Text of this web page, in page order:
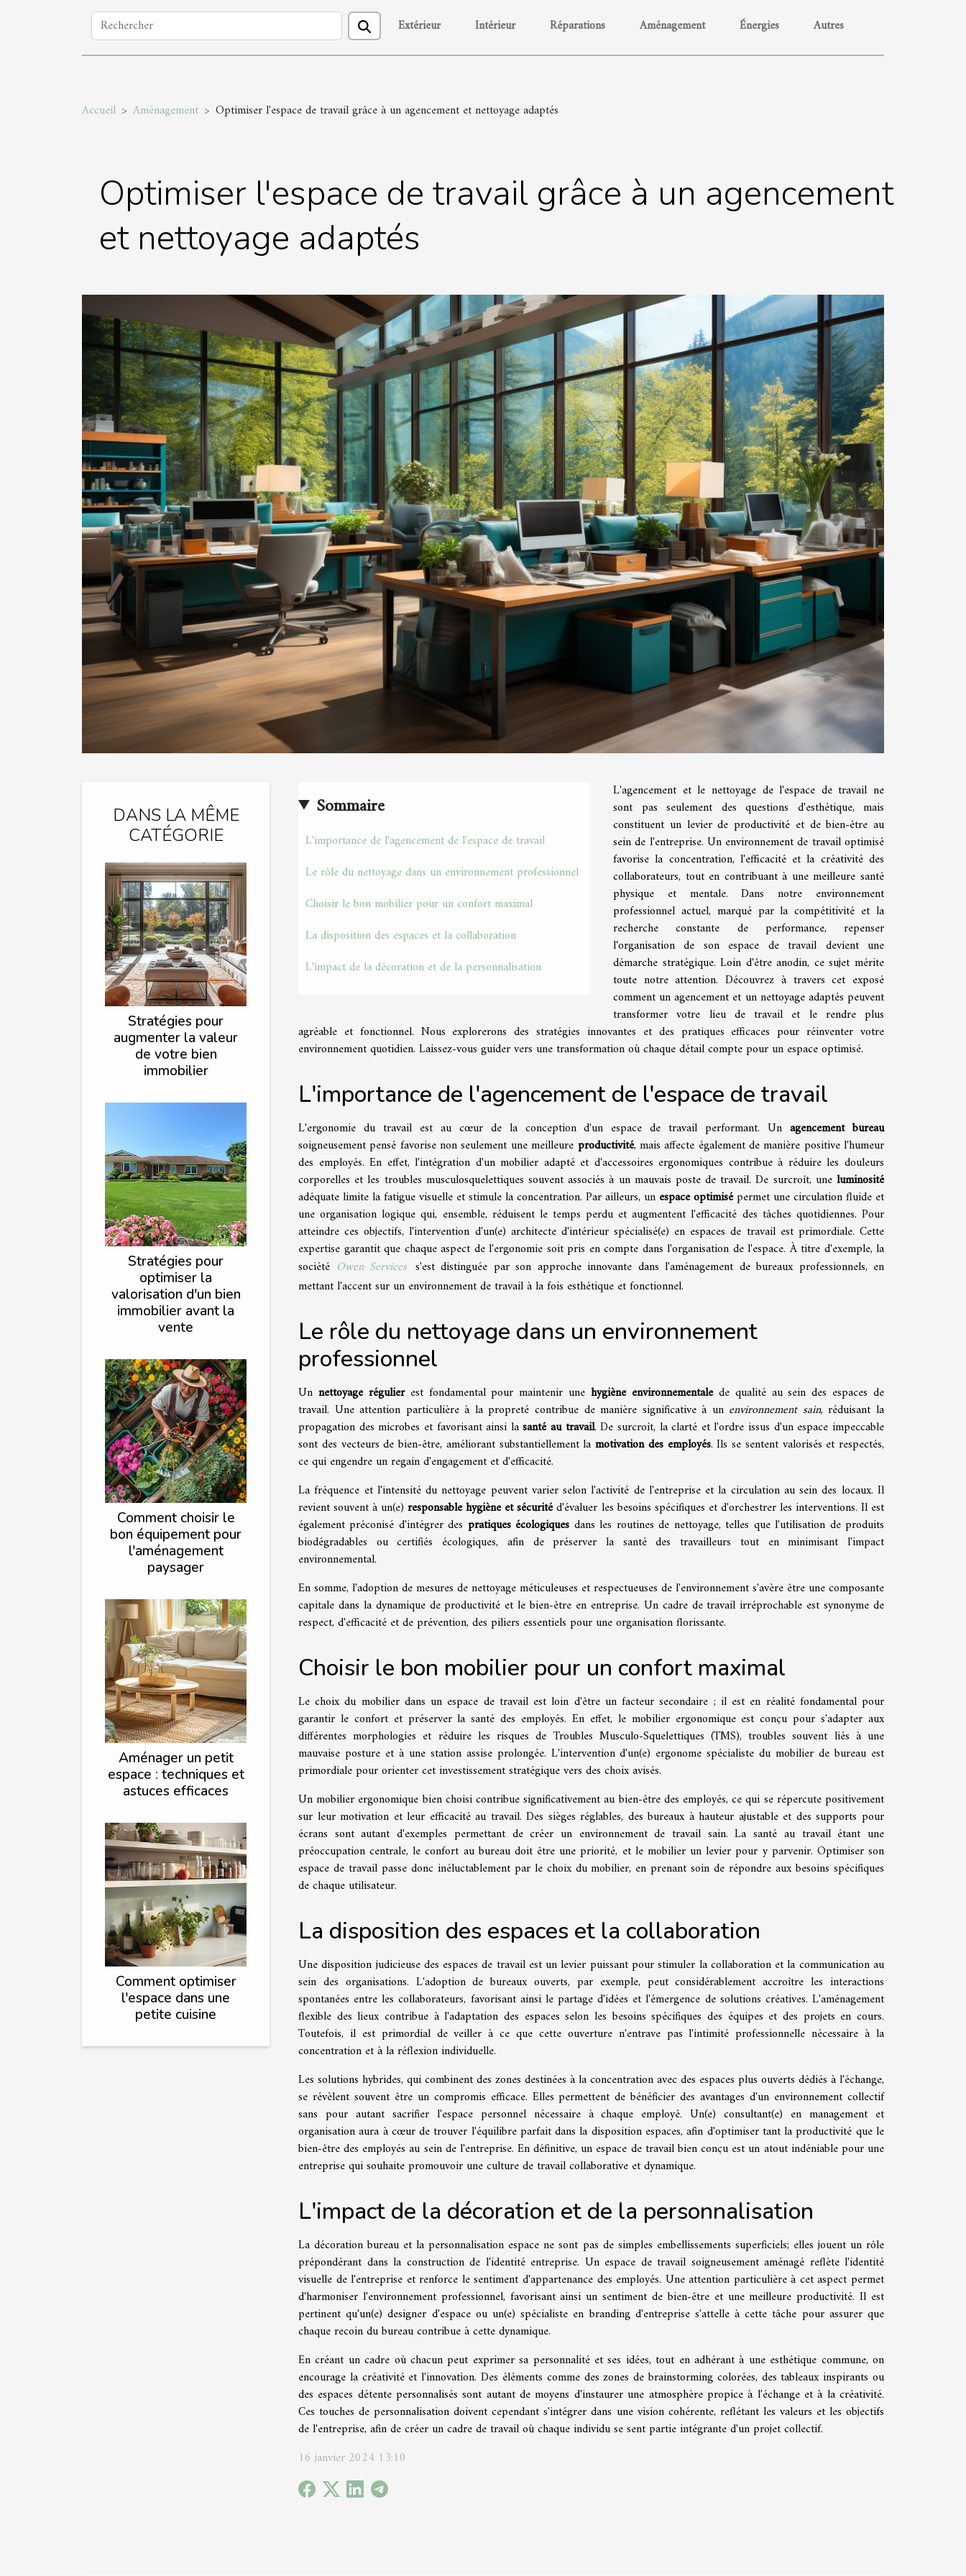
Extérieur Intérieur Réparations Aménagement Énergies Autres
Accueil Aménagement Optimiser l'espace de travail grâce à un agencement et nettoyage adaptés
Optimiser l'espace de travail grâce à un agencement
et nettoyage adaptés
DANS LA MÊME
CATÉGORIE
Stratégies pour
augmenter la valeur
de votre bien
immobilier
Stratégies pour
optimiser la
valorisation d'un bien
immobilier avant la
vente
Comment choisir le
bon équipement pour
l'aménagement
paysager
Aménager un petit
espace : techniques et
astuces efficaces
Comment optimiser
l'espace dans une
petite cuisine
Sommaire
L'importance de l'agencement de l'espace de travail
Le rôle du nettoyage dans un environnement professionnel
Choisir le bon mobilier pour un confort maximal
La disposition des espaces et la collaboration
L'impact de la décoration et de la personnalisation
L'agencement et le nettoyage de l'espace de travail ne
sont pas seulement des questions d'esthétique, mais
constituent un levier de productivité et de bien-être au
sein de l'entreprise. Un environnement de travail optimisé
favorise la concentration, l'efficacité et la créativité des
collaborateurs, tout en contribuant à une meilleure santé
physique et mentale. Dans notre environnement
professionnel actuel, marqué par la compétitivité et la
recherche constante de performance, repenser
l'organisation de son espace de travail devient une
démarche stratégique. Loin d'être anodin, ce sujet mérite
toute notre attention. Découvrez à travers cet exposé
comment un agencement et un nettoyage adaptés peuvent
transformer votre lieu de travail et le rendre plus
agréable et fonctionnel. Nous explorerons des stratégies innovantes et des pratiques efficaces pour réinventer votre
environnement quotidien. Laissez-vous guider vers une transformation où chaque détail compte pour un espace optimisé.
L'importance de l'agencement de l'espace de travail
L'ergonomie du travail est au cœur de la conception d'un espace de travail performant. Unagencement bureau
soigneusement pensé favorise non seulement une meilleure productivité, mais affecte également de manière positive l'humeur
des employés. En effet, l'intégration d'un mobilier adapté et d'accessoires ergonomiques contribue à réduire les douleurs
corporelles et les troubles musculosquelettiques souvent associés à un mauvais poste de travail. De surcroît, une luminosité
adéquate limite la fatigue visuelle et stimule la concentration. Par ailleurs, un espace optimisépermet une circulation fluide et
une organisation logique qui, ensemble, réduisent le temps perdu et augmentent l'efficacité des tâches quotidiennes. Pour
atteindre ces objectifs, l'intervention d'un(e) architecte d'intérieur spécialisé(e) en espaces de travail est primordiale. Cette
expertise garantit que chaque aspect de l'ergonomie soit pris en compte dans l'organisation de l'espace. À titre d'exemple, la
société Owen Services s'est distinguée par son approche innovante dans l'aménagement de bureaux professionnels, en
mettant l'accent sur un environnement de travail à la fois esthétique et fonctionnel.
Le rôle du nettoyage dans un environnement
professionnel
Un nettoyage régulierest fondamental pour maintenir une hygiène environnementalede qualité au sein des espaces de
travail. Une attention particulière à la propreté contribue de manière significative à un environnement sain, réduisant la
propagation des microbes et favorisant ainsi lasanté au travail. De surcroît, la clarté et l'ordre issus d'un espace impeccable
sont des vecteurs de bien-être, améliorant substantiellement la motivation des employés. Ils se sentent valorisés et respectés,
ce qui engendre un regain d'engagement et d'efficacité.
La fréquence et l'intensité du nettoyage peuvent varier selon l'activité de l'entreprise et la circulation au sein des locaux. Il
revient souvent à un(e)responsable hygiène et sécuritéd'évaluer les besoins spécifiques et d'orchestrer les interventions. Il est
également préconisé d'intégrer des pratiques écologiques dans les routines de nettoyage, telles que l'utilisation de produits
biodégradables ou certifiés écologiques, afin de préserver la santé des travailleurs tout en minimisant l'impact
environnemental.
En somme, l'adoption de mesures de nettoyage méticuleuses et respectueuses de l'environnement s'avère être une composante
capitale dans la dynamique de productivité et le bien-être en entreprise. Un cadre de travail irréprochable est synonyme de
respect, d'efficacité et de prévention, des piliers essentiels pour une organisation florissante.
Choisir le bon mobilier pour un confort maximal
Le choix du mobilier dans un espace de travail est loin d'être un facteur secondaire ; il est en réalité fondamental pour
garantir le confort et préserver la santé des employés. En effet, le mobilier ergonomique est conçu pour s'adapter aux
différentes morphologies et réduire les risques de Troubles Musculo-Squelettiques (TMS), troubles souvent liés à une
mauvaise posture et à une station assise prolongée. L'intervention d'un(e) ergonome spécialiste du mobilier de bureau est
primordiale pour orienter cet investissement stratégique vers des choix avisés.
Un mobilier ergonomique bien choisi contribue significativement au bien-être des employés, ce qui se répercute positivement
sur leur motivation et leur efficacité au travail. Des sièges réglables, des bureaux à hauteur ajustable et des supports pour
écrans sont autant d'exemples permettant de créer un environnement de travail sain. La santé au travail étant une
préoccupation centrale, le confort au bureau doit être une priorité, et le mobilier un levier pour y parvenir. Optimiser son
espace de travail passe donc inéluctablement par le choix du mobilier, en prenant soin de répondre aux besoins spécifiques
de chaque utilisateur.
La disposition des espaces et la collaboration
Une disposition judicieuse des espaces de travail est un levier puissant pour stimuler la collaboration et la communication au
sein des organisations. L'adoption de bureaux ouverts, par exemple, peut considérablement accroître les interactions
spontanées entre les collaborateurs, favorisant ainsi le partage d'idées et l'émergence de solutions créatives. L'aménagement
flexible des lieux contribue à l'adaptation des espaces selon les besoins spécifiques des équipes et des projets en cours.
Toutefois, il est primordial de veiller à ce que cette ouverture n'entrave pas l'intimité professionnelle nécessaire à la
concentration et à la réflexion individuelle.
Les solutions hybrides, qui combinent des zones destinées à la concentration avec des espaces plus ouverts dédiés à l'échange,
se révèlent souvent être un compromis efficace. Elles permettent de bénéficier des avantages d'un environnement collectif
sans pour autant sacrifier l'espace personnel nécessaire à chaque employé. Un(e) consultant(e) en management et
organisation aura à cœur de trouver l'équilibre parfait dans la disposition espaces, afin d'optimiser tant la productivité que le
bien-être des employés au sein de l'entreprise. En définitive, un espace de travail bien conçu est un atout indéniable pour une
entreprise qui souhaite promouvoir une culture de travail collaborative et dynamique.
L'impact de la décoration et de la personnalisation
La décoration bureau et la personnalisation espace ne sont pas de simples embellissements superficiels; elles jouent un rôle
prépondérant dans la construction de l'identité entreprise. Un espace de travail soigneusement aménagé reflète l'identité
visuelle de l'entreprise et renforce le sentiment d'appartenance des employés. Une attention particulière à cet aspect permet
d'harmoniser l'environnement professionnel, favorisant ainsi un sentiment de bien-être et une meilleure productivité. Il est
pertinent qu'un(e) designer d'espace ou un(e) spécialiste en branding d'entreprise s'attelle à cette tâche pour assurer que
chaque recoin du bureau contribue à cette dynamique.
En créant un cadre où chacun peut exprimer sa personnalité et ses idées, tout en adhérant à une esthétique commune, on
encourage la créativité et l'innovation. Des éléments comme des zones de brainstorming colorées, des tableaux inspirants ou
des espaces détente personnalisés sont autant de moyens d'instaurer une atmosphère propice à l'échange et à la créativité.
Ces touches de personnalisation doivent cependant s'intégrer dans une vision cohérente, reflétant les valeurs et les objectifs
de l'entreprise, afin de créer un cadre de travail où chaque individu se sent partie intégrante d'un projet collectif.
16 janvier 2024 13:10